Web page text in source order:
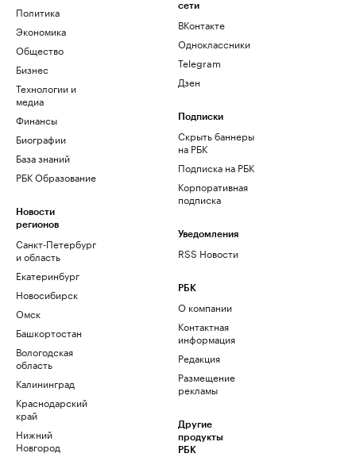
Политика
Экономика
Общество
Бизнес
Технологии и
медиа
Финансы
Биографии
База знаний
РБК Образование
Новости
регионов
Санкт-Петербург
и область
Екатеринбург
Новосибирск
Омск
Башкортостан
Вологодская
область
Калининград
Краснодарский
край
Нижний
Новгород
сети
ВКонтакте
Одноклассники
Telegram
Дзен
Подписки
Скрыть баннеры
на РБК
Подписка на РБК
Корпоративная
подписка
Уведомления
RSS Новости
РБК
О компании
Контактная
информация
Редакция
Размещение
рекламы
Другие
продукты
РБК